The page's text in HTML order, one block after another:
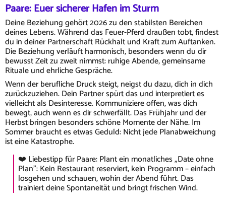
Paare: Euer sicherer Hafen im Sturm
Deine Beziehung gehört 2026 zu den stabilsten Bereichen
deines Lebens. Während das Feuer-Pferd draußen tobt, findest
du in deiner Partnerschaft Rückhalt und Kraft zum Auftanken.
Die Beziehung verläuft harmonisch, besonders wenn du dir
bewusst Zeit zu zweit nimmst: ruhige Abende, gemeinsame
Rituale und ehrliche Gespräche.
Wenn der berufliche Druck steigt, neigst du dazu, dich in dich
zurückzuziehen. Dein Partner spürt das und interpretiert es
vielleicht als Desinteresse. Kommuniziere offen, was dich
bewegt, auch wenn es dir schwerfällt. Das Frühjahr und der
Herbst bringen besonders schöne Momente der Nähe. Im
Sommer braucht es etwas Geduld: Nicht jede Planabweichung
ist eine Katastrophe.
❤️ Liebestipp für Paare: Plant ein monatliches „Date ohne
Plan": Kein Restaurant reserviert, kein Programm – einfach
losgehen und schauen, wohin der Abend führt. Das
trainiert deine Spontaneität und bringt frischen Wind.